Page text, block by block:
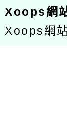
Xoops網
Xoops網